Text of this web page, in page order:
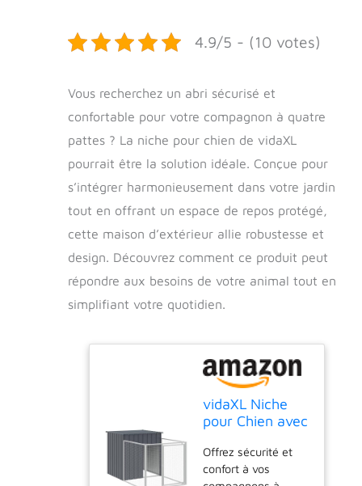
4.9/5 - (10 votes)
Vous recherchez un abri sécurisé et
confortable pour votre compagnon à quatre
pattes ? La niche pour chien de vidaXL
pourrait être la solution idéale. Conçue pour
s’intégrer harmonieusement dans votre jardin
tout en offrant un espace de repos protégé,
cette maison d’extérieur allie robustesse et
design. Découvrez comment ce produit peut
répondre aux besoins de votre animal tout en
simplifiant votre quotidien.
vidaXL Niche
pour Chien avec
110x201x110
cm
Offrez sécurité et
confort à vos